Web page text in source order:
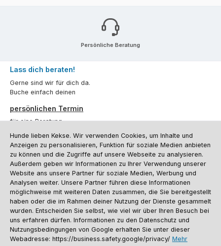
Persönliche Beratung
Lass dich beraten!
Gerne sind wir für dich da.
Buche einfach deinen
persönlichen Termin
für eine Beratung.
Oder über unserKontaktformular.
Vertrag widerrufen
Kundenservice
Informationen
Social Media und Kontakt
Hunde lieben Kekse. Wir verwenden Cookies, um Inhalte und
Anzeigen zu personalisieren, Funktion für soziale Medien anbieten
zu können und die Zugriffe auf unsere Webseite zu analysieren.
Außerdem geben wir Informationen zu Ihrer Verwendung unserer
Website ans unsere Partner für soziale Medien, Werbung und
Analysen weiter. Unsere Partner führen diese Informationen
möglichweise mit weiteren Daten zusammen, die Sie bereitgestellt
haben oder die im Rahmen deiner Nutzung der Dienste gesammelt
wurden. Entscheiden Sie selbst, wie viel wir über Ihren Besuch bei
uns erfahren dürfen. Informationen zu den Datenschutz und
Nutzungsbedingungen von Google erhalten Sie unter dieser
Webadresse: https://business.safety.google/privacy/ Mehr